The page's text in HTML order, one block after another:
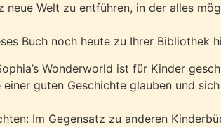
neue Welt zu entführen, in der alles
Buch noch heute zu Ihrer Bibliothek
Wonderworld ist für Kinder
guten Geschichte glauben und
Im Gegensatz zu anderen